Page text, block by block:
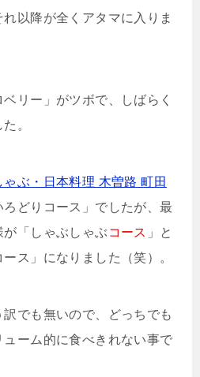
以降が全くアタマに入りま
リー」がツボで、しばらく
。
ゃぶ・日本料理 木曽路 町田
ろどりコース」でしたが、最
「しゃぶしゃぶ コース 」と
ス」になりました（笑）。
でも無いので、どっちでも
ーム的に食べきれない事で